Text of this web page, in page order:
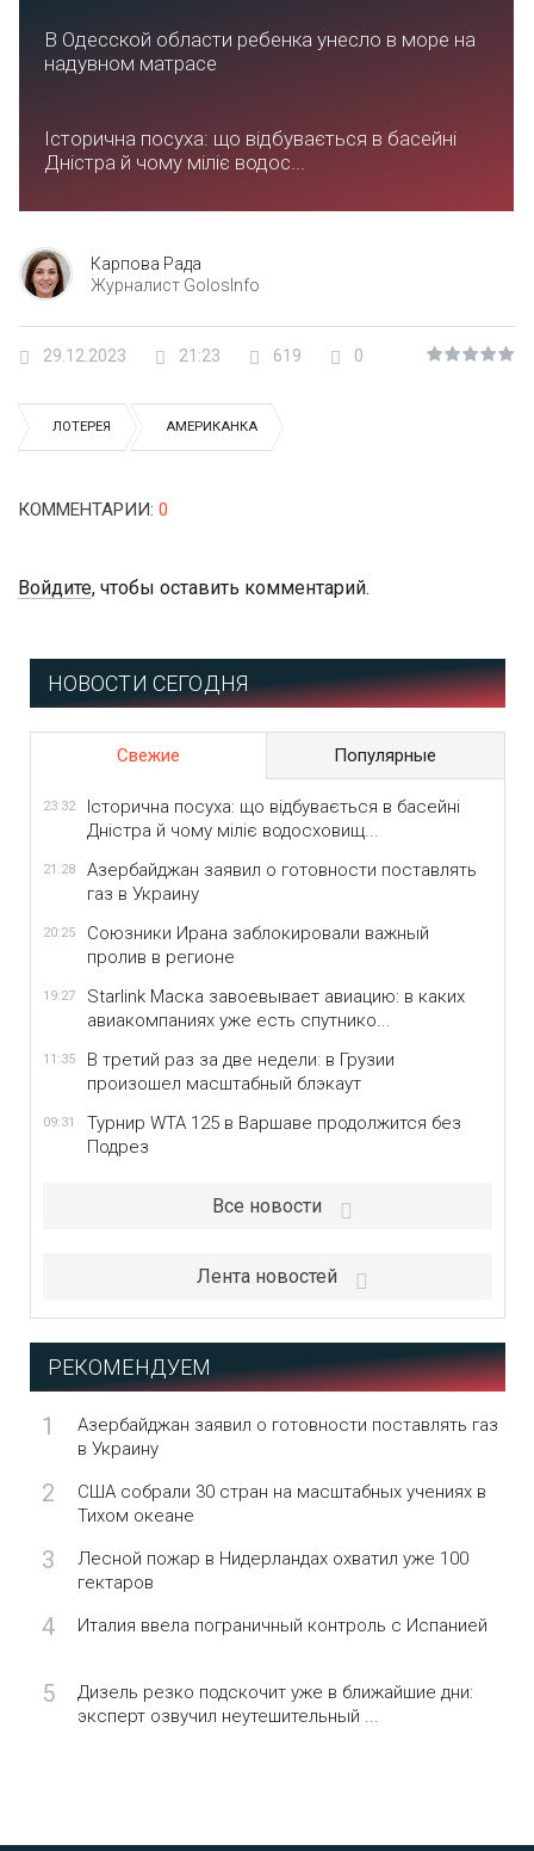
В Одесской области ребенка унесло в море на
надувном матрасе
Історична посуха: що відбувається в басейні
Дністра й чому міліє водос...
Карпова Рада
Журналист GolosInfo
29.12.2023 21:23 619 0
ЛОТЕРЕЯ АМЕРИКАНКА
КОММЕНТАРИИ: 0
Войдите, чтобы оставить комментарий.
НОВОСТИ СЕГОДНЯ
Свежие Популярные
23:32
Історична посуха: що відбувається в басейні
Дністра й чому міліє водосховищ...
21:28
Азербайджан заявил о готовности поставлять
газ в Украину
20:25
Союзники Ирана заблокировали важный
пролив в регионе
19:27
Starlink Маска завоевывает авиацию: в каких
авиакомпаниях уже есть спутнико...
11:35
В третий раз за две недели: в Грузии
произошел масштабный блэкаут
09:31
Турнир WTA 125 в Варшаве продолжится без
Подрез
Все новости
Лента новостей
РЕКОМЕНДУЕМ
1
Азербайджан заявил о готовности поставлять газ
в Украину
2
США собрали 30 стран на масштабных учениях в
Тихом океане
3
Лесной пожар в Нидерландах охватил уже 100
гектаров
4 Италия ввела пограничный контроль с Испанией
5
Дизель резко подскочит уже в ближайшие дни:
эксперт озвучил неутешительный ...